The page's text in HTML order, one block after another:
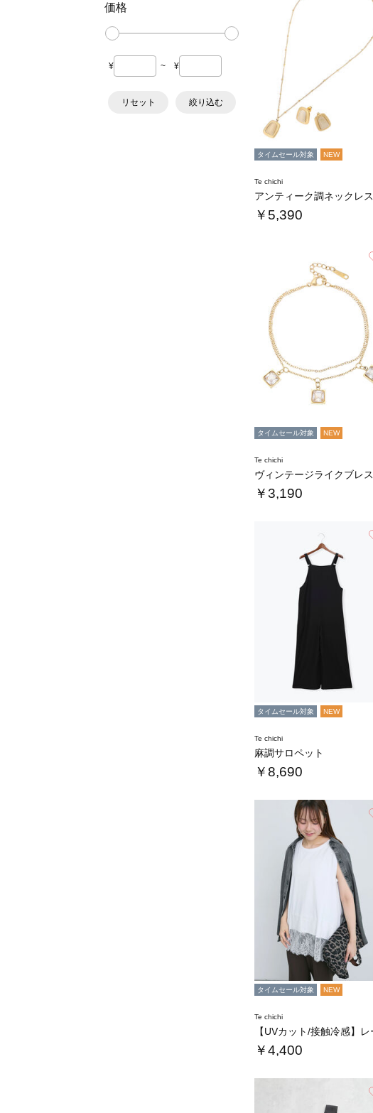
価格
¥ ~ ¥
リセット 絞り込む
タイムセール対象 NEW
Te chichi
￥5,390
タイムセール対象 NEW
Te chichi
ヴィンテージライクブレス
￥3,190
タイムセール対象 NEW
Te chichi
麻調サロペット
￥8,690
タイムセール対象 NEW
Te chichi
￥4,400